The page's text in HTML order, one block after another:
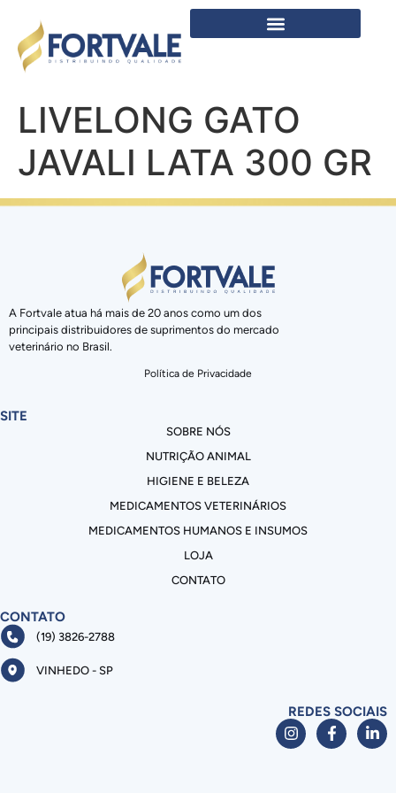
LIVELONG GATO
JAVALI LATA 300 GR
A Fortvale atua há mais de 20 anos como um dos
principais distribuidores de suprimentos do mercado
veterinário no Brasil.
Política de Privacidade
SITE
SOBRE NÓS
NUTRIÇÃO ANIMAL
HIGIENE E BELEZA
MEDICAMENTOS VETERINÁRIOS
MEDICAMENTOS HUMANOS E INSUMOS
LOJA
CONTATO
CONTATO
(19) 3826-2788
VINHEDO - SP
REDES SOCIAIS